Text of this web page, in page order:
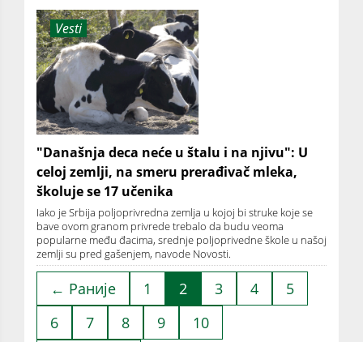
Vesti
"Današnja deca neće u štalu i na njivu": U
celoj zemlji, na smeru prerađivač mleka,
školuje se 17 učenika
Iako je Srbija poljoprivredna zemlja u kojoj bi struke koje se
bave ovom granom privrede trebalo da budu veoma
popularne među đacima, srednje poljoprivedne škole u našoj
zemlji su pred gašenjem, navode Novosti.
← Раније 1 2 3 4
5
6
7 8 9 10